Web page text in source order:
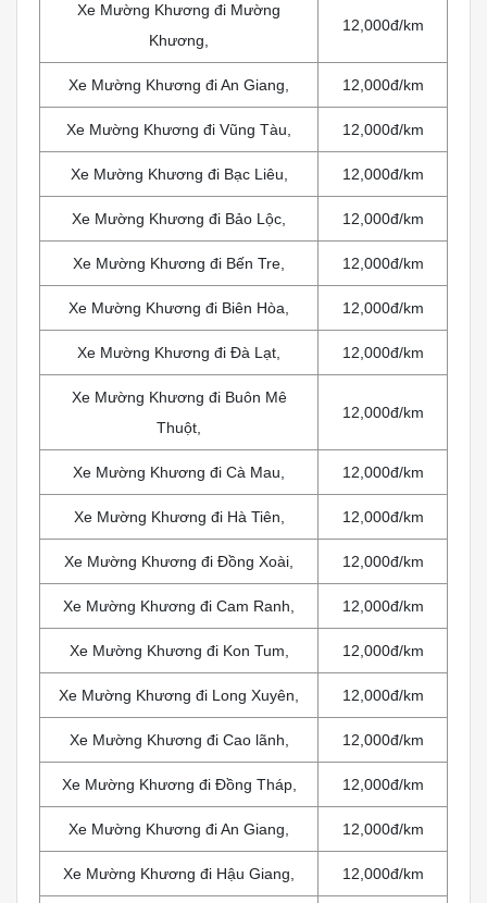
Xe Mường Khương đi Mường
Khương,
12,000đ/km
Xe Mường Khương đi An Giang, 12,000đ/km
Xe Mường Khương đi Vũng Tàu, 12,000đ/km
Xe Mường Khương đi Bạc Liêu, 12,000đ/km
Xe Mường Khương đi Bảo Lộc, 12,000đ/km
Xe Mường Khương đi Bến Tre, 12,000đ/km
Xe Mường Khương đi Biên Hòa, 12,000đ/km
Xe Mường Khương đi Đà Lạt, 12,000đ/km
Xe Mường Khương đi Buôn Mê
Thuột,
12,000đ/km
Xe Mường Khương đi Cà Mau, 12,000đ/km
Xe Mường Khương đi Hà Tiên, 12,000đ/km
Xe Mường Khương đi Đồng Xoài, 12,000đ/km
Xe Mường Khương đi Cam Ranh, 12,000đ/km
Xe Mường Khương đi Kon Tum, 12,000đ/km
Xe Mường Khương đi Long Xuyên, 12,000đ/km
Xe Mường Khương đi Cao lãnh, 12,000đ/km
Xe Mường Khương đi Đồng Tháp, 12,000đ/km
Xe Mường Khương đi An Giang, 12,000đ/km
Xe Mường Khương đi Hậu Giang, 12,000đ/km